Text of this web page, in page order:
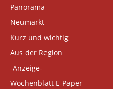
Panorama
Neumarkt
Kurz und wichtig
Aus der Region
-Anzeige-
Wochenblatt E-Paper